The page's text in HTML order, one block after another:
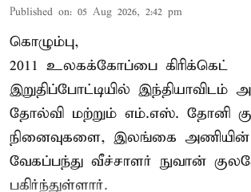
Published on: 05 Aug 2026, 2:42 pm
கொழும்பு,
2011 உலகக்கோப்பை கிரிக்கெட்
இறுதிப்போட்டியில் இந்தியாவிடம்
தோல்வி மற்றும் எம்.எஸ். தோனி
நினைவுகளை, இலங்கை
வேகப்பந்து வீச்சாளர் நுவான்
பகிர்ந்துள்ளார்.